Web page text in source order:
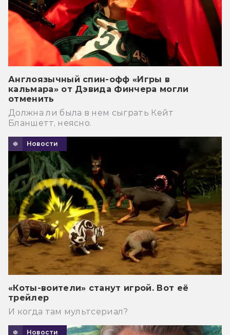
Англоязычный спин-офф «Игры в
кальмара» от Дэвида Финчера могли
отменить
Должна ли была в нем сыграть Кейт
Бланшетт, неясно.
Новости
«Коты-воители» станут игрой. Вот её
трейлер
И когда там мультсериал?
Новости